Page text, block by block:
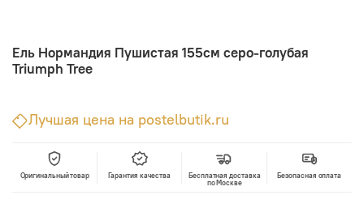
Ель Нормандия Пушистая 155см серо-голубая
Triumph Tree
Лучшая цена на postelbutik.ru
Оригинальный товар Гарантия качества
Бесплатная доставка
по Москве
Безопасная оплата